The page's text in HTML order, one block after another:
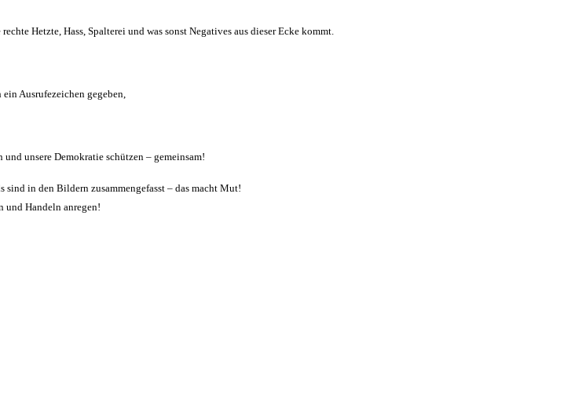
Hetzte, Hass, Spalterei und was sonst Negatives aus dieser Ecke kommt.
Ausrufezeichen gegeben,
unsere Demokratie schützen – gemeinsam!
sind in den Bildern zusammengefasst – das macht Mut!
und Handeln anregen!